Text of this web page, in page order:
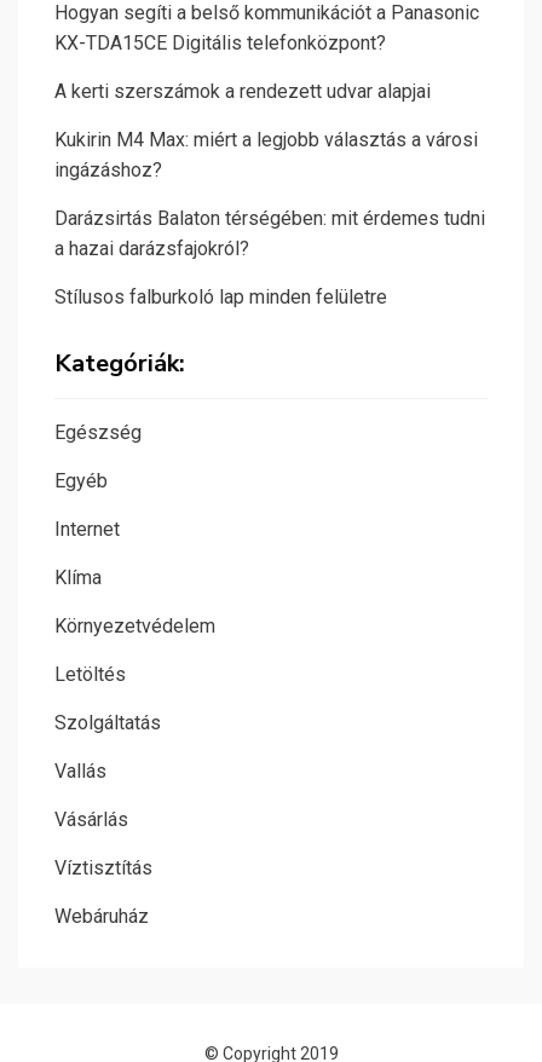
Hogyan segíti a belső kommunikációt a Panasonic
KX-TDA15CE Digitális telefonközpont?
A kerti szerszámok a rendezett udvar alapjai
Kukirin M4 Max: miért a legjobb választás a városi
ingázáshoz?
Darázsirtás Balaton térségében: mit érdemes tudni
a hazai darázsfajokról?
Stílusos falburkoló lap minden felületre
Kategóriák:
Egészség
Egyéb
Internet
Klíma
Környezetvédelem
Letöltés
Szolgáltatás
Vallás
Vásárlás
Víztisztítás
Webáruház
© Copyright 2019